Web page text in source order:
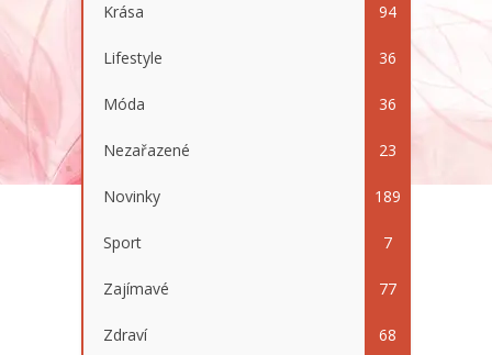
Krása 94
Lifestyle 36
Móda 36
Nezařazené 23
Novinky 189
Sport 7
Zajímavé 77
Zdraví 68